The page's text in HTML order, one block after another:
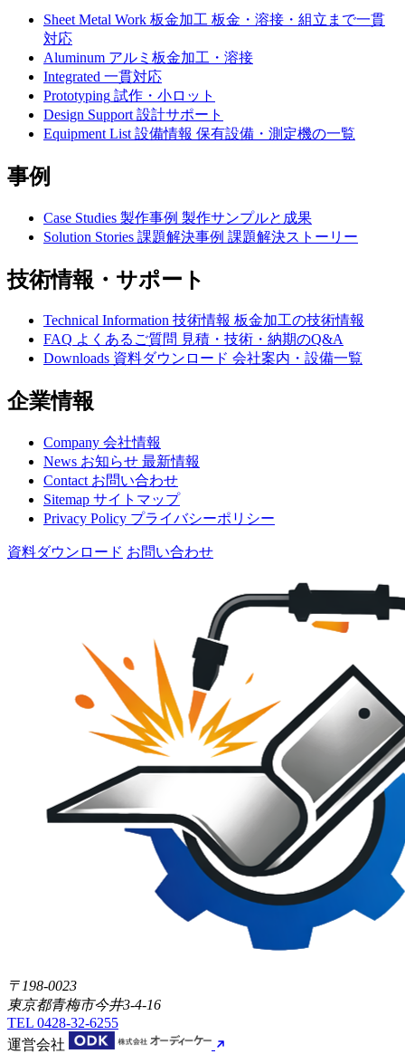
Sheet Metal Work 板金加工 板金・溶接・組立まで一貫
対応
Aluminum アルミ板金加工・溶接
Integrated 一貫対応
Prototyping 試作・小ロット
Design Support 設計サポート
Equipment List 設備情報 保有設備・測定機の一覧
事例
Case Studies 製作事例 製作サンプルと成果
Solution Stories 課題解決事例 課題解決ストーリー
技術情報・サポート
Technical Information 技術情報 板金加工の技術情報
FAQ よくあるご質問 見積・技術・納期のQ&A
Downloads 資料ダウンロード 会社案内・設備一覧
企業情報
Company 会社情報
News お知らせ 最新情報
Contact お問い合わせ
Sitemap サイトマップ
Privacy Policy プライバシーポリシー
資料ダウンロード お問い合わせ
〒198-0023
東京都青梅市今井3-4-16
TEL 0428-32-6255
運営会社